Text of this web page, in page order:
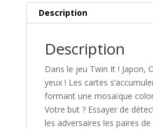
Description
Description
Dans le jeu Twin It ! Japon,
yeux ! Les cartes
formant une mosaïque
Votre but ? Essayer de
les adversaires les paires